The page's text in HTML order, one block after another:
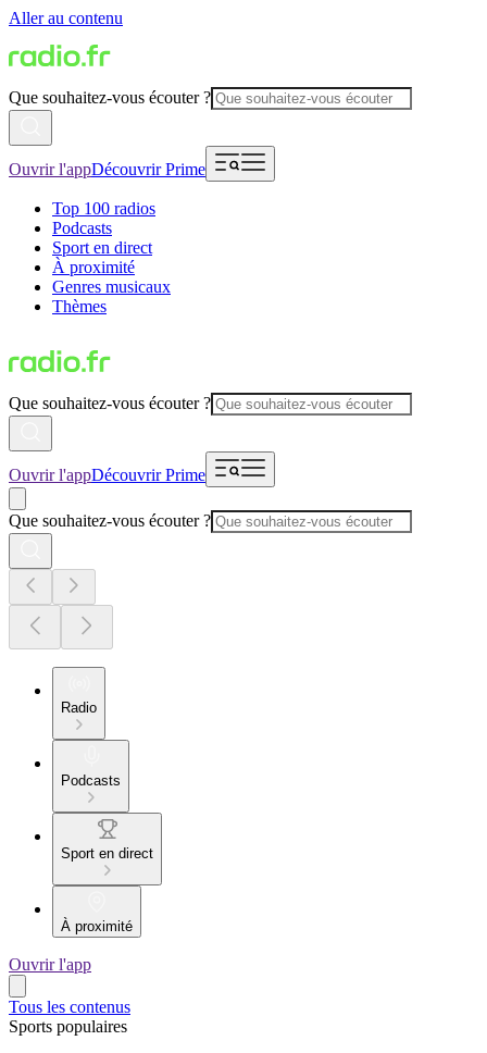
Aller au contenu
Que souhaitez-vous écouter ?
Ouvrir l'appDécouvrir Prime
Top 100 radios
Podcasts
Sport en direct
À proximité
Genres musicaux
Thèmes
Que souhaitez-vous écouter ?
Ouvrir l'appDécouvrir Prime
Que souhaitez-vous écouter ?
Radio
Podcasts
Sport en direct
À proximité
Ouvrir l'app
Tous les contenus
Sports populaires